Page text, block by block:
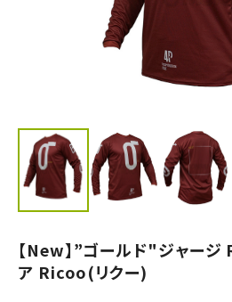
【New】”ゴールド"ジャージ
ア Ricoo(リクー)